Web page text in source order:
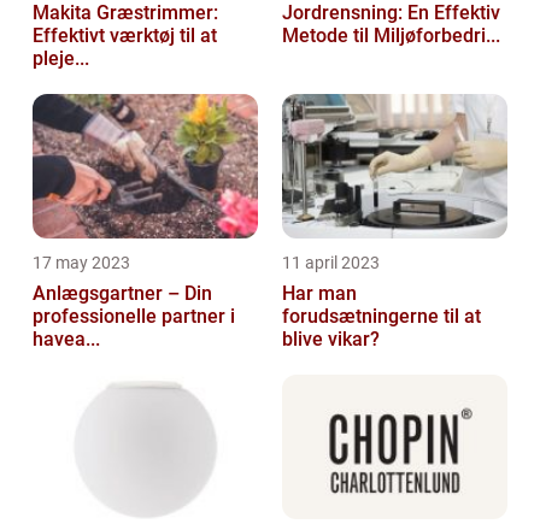
Makita Græstrimmer:
Effektivt værktøj til at
pleje...
Jordrensning: En Effektiv
Metode til Miljøforbedri...
17 may 2023
Anlægsgartner – Din
professionelle partner i
havea...
11 april 2023
Har man
forudsætningerne til at
blive vikar?